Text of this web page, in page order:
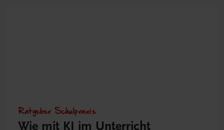
Ratgeber Schulpraxis
Wie mit KI im Unterricht